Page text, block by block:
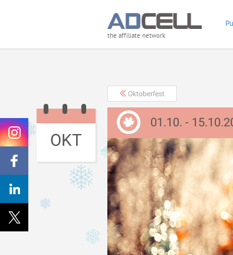
the affiliate network
OKT
Oktoberfest
01.10. -